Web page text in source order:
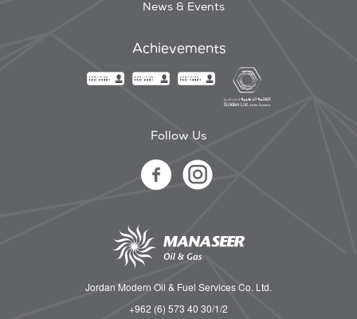
News & Events
Achievements
Follow Us
Jordan Modern Oil & Fuel Services Co. Ltd.
+962 (6) 573 40 30/1/2